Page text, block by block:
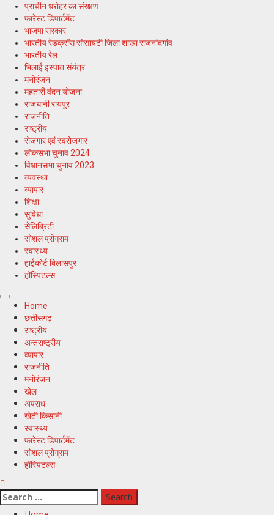
प्राचीन धरोहर का संरक्षण
फारेस्ट डिपार्टमेंट
भाजपा सरकार
भारतीय रेडक्रॉस सोसायटी जिला शाखा राजनांदगांव
भारतीय रेल
भिलाई इस्पात संयंत्र
मनोरंजन
महतारी वंदन योजना
राजधानी रायपुर
राजनीति
राष्ट्रीय
रोजगार एवं स्वरोजगार
लोकसभा चुनाव 2024
विधानसभा चुनाव 2023
व्यवस्था
व्यापार
शिक्षा
सुविधा
सेलिब्रिटी
सोशल प्रोग्राम
स्वास्थ्य
हाईकोर्ट बिलासपुर
हॉस्पिटल्स
Primary
Menu
Home
छत्तीसगढ़
राष्ट्रीय
अन्तराष्ट्रीय
व्यापार
राजनीति
मनोरंजन
खेल
अपराध
खेती किसानी
स्वास्थ्य
फारेस्ट डिपार्टमेंट
सोशल प्रोग्राम
हॉस्पिटल्स
Search
for: